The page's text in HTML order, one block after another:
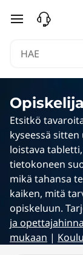
O
a
v
a
a
siirry
Etsitkö
kyseessä
loistava
tietokoneen
mikä tahansa
kaiken, mitä
opiskeluun.
ja
mukaan |